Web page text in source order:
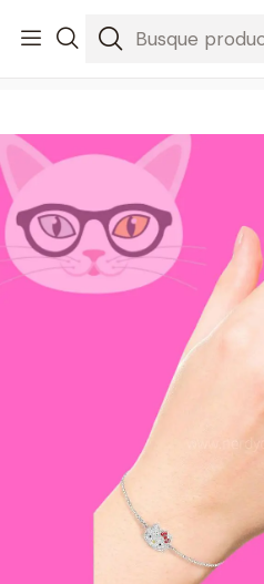
🚐 Envíos Nacionales gratis